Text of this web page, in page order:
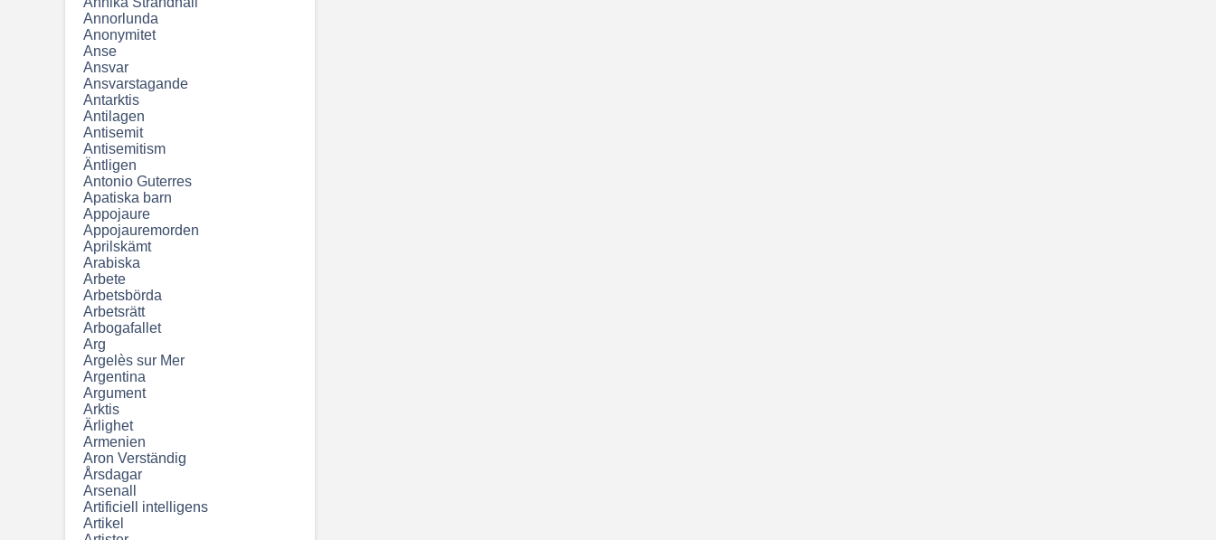
Annorlunda
Anonymitet
Anse
Ansvar
Ansvarstagande
Antarktis
Antilagen
Antisemit
Antisemitism
Äntligen
Antonio Guterres
Apatiska barn
Appojaure
Appojauremorden
Aprilskämt
Arabiska
Arbete
Arbetsbörda
Arbetsrätt
Arbogafallet
Arg
Argelès sur Mer
Argentina
Argument
Arktis
Ärlighet
Armenien
Aron Verständig
Årsdagar
Arsenall
Artificiell intelligens
Artikel